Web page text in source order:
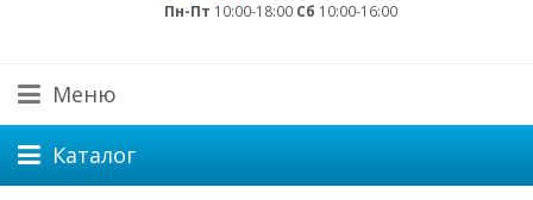
Пн-Пт 10:00-18:00 Сб 10:00-16:00
Меню
Каталог